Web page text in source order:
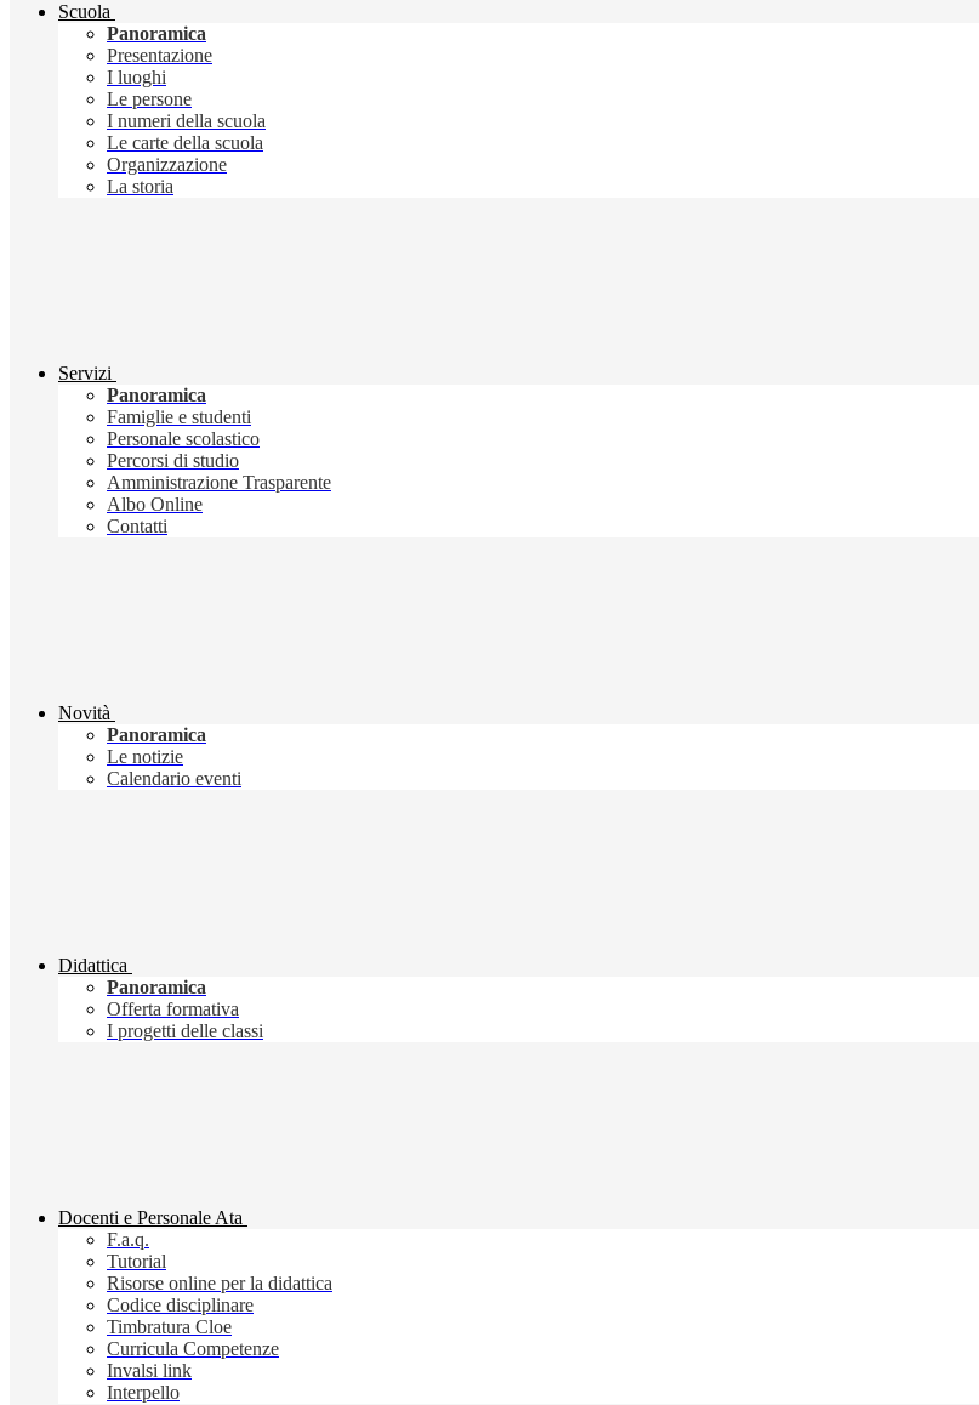
Scuola
Panoramica
Presentazione
I luoghi
Le persone
I numeri della scuola
Le carte della scuola
Organizzazione
La storia
Servizi
Panoramica
Famiglie e studenti
Personale scolastico
Percorsi di studio
Amministrazione Trasparente
Albo Online
Contatti
Novità
Panoramica
Le notizie
Calendario eventi
Didattica
Panoramica
Offerta formativa
I progetti delle classi
Docenti e Personale Ata
F.a.q.
Tutorial
Risorse online per la didattica
Codice disciplinare
Timbratura Cloe
Curricula Competenze
Invalsi link
Interpello